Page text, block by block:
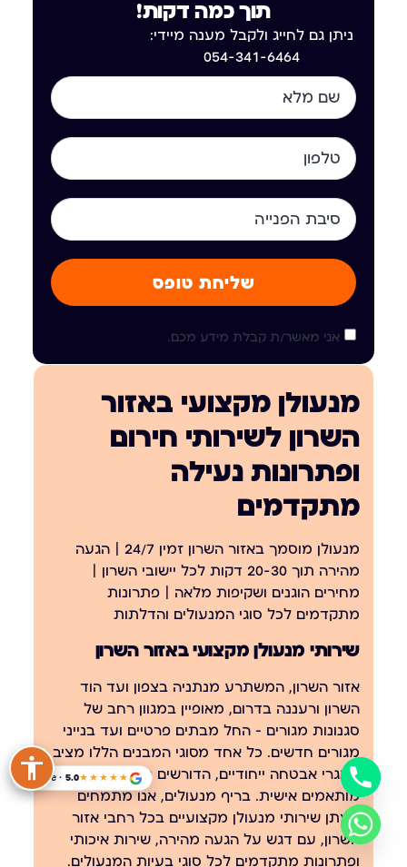
מנעולן מקצועי באזור
השרון לשירותי חירום
ופתרונות נעילה
מתקדמים
מנעולן מוסמך באזור השרון זמין 24/7 | הגעה
מהירה תוך 20-30 דקות לכל יישובי השרון |
מחירים הוגנים ושקיפות מלאה | פתרונות
מתקדמים לכל סוגי המנעולים והדלתות
שירותי מנעולן מקצועי באזור השרון
אזור השרון, המשתרע מנתניה בצפון ועד הוד
השרון ורעננה בדרום, מאופיין במגוון רחב של
סגנונות מגורים – החל מבתים פרטיים ועד בנייני
מגורים חדשים. כל אחד מסוגי המבנים הללו מציב
אתגרי אבטחה ייחודיים, הדורשים פתרונות
מותאמים אישית. בריף מנעולים, אנו מתמחים
במתן שירותי מנעולן מקצועיים בכל רחבי אזור
השרון, עם דגש על הגעה מהירה, שירות איכותי
ופתרונות מתקדמים לכל סוגי בעיות המנעולים.
תוך כמה דקות!
ניתן גם לחייג ולקבל מענה מיידי:
054-341-6464
אני מאשר/ת קבלת מידע מכם.
שליחת טופס
★★★★★
Google · 5.0